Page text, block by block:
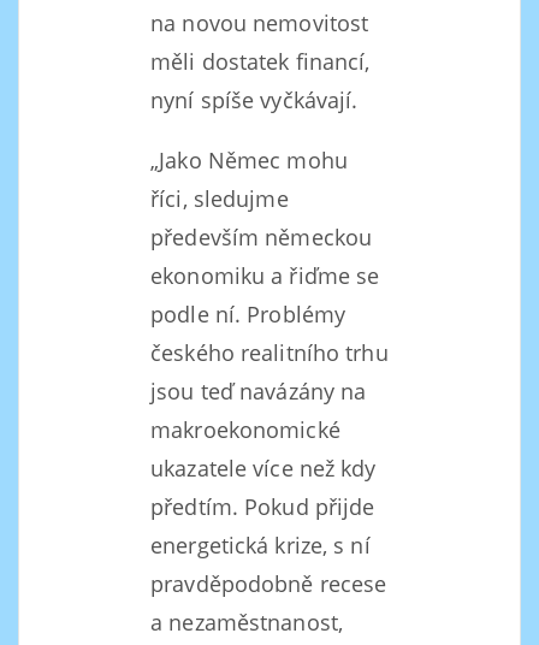
na novou nemovitost
měli dostatek financí,
nyní spíše vyčkávají.
„Jako Němec mohu
říci, sledujme
především německou
ekonomiku a řiďme se
podle ní. Problémy
českého realitního trhu
jsou teď navázány na
makroekonomické
ukazatele více než kdy
předtím. Pokud přijde
energetická krize, s ní
pravděpodobně recese
a nezaměstnanost,